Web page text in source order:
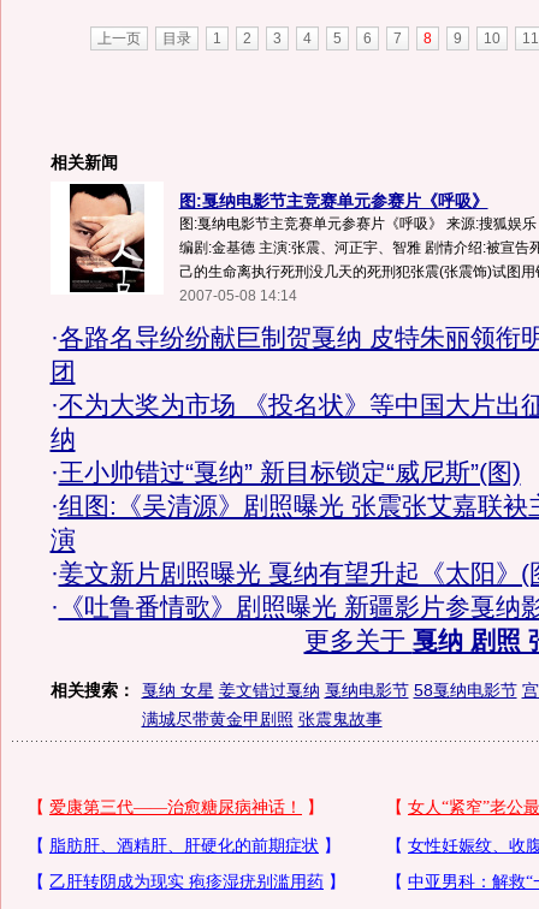
上一页 目录 1 2 3 4 5 6 7 8 9 10 11
相关新闻
图:戛纳电影节主竞赛单元参赛片《呼吸》
图:戛纳电影节主竞赛单元参赛片《呼吸》 来源:搜狐娱
编剧:金基德 主演:张震、河正宇、智雅 剧情介绍:被宣告
己的生命离执行死刑没几天的死刑犯张震(张震饰)试图
2007-05-08 14:14
·各路名导纷纷献巨制贺戛纳 皮特朱丽领衔
团
·不为大奖为市场 《投名状》等中国大片出
纳
·王小帅错过“戛纳” 新目标锁定“威尼斯”(图)
·组图:《吴清源》剧照曝光 张震张艾嘉联袂
演
·姜文新片剧照曝光 戛纳有望升起《太阳》(
· 《吐鲁番情歌》剧照曝光 新疆影片参戛纳
更多关于戛纳 剧照
相关搜索： 戛纳 女星 姜文错过戛纳 戛纳电影节 58戛纳电影节
满城尽带黄金甲剧照 张震鬼故事